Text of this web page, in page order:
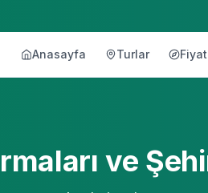
Anasayfa Turlar
ve